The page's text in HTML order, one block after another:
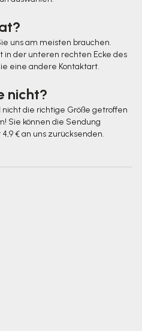
uns am meisten brauchen.
in der unteren rechten Ecke des
eine andere Kontaktart.
nicht?
nicht die richtige Größe getroffen
Sie können die Sendung
€ an uns zurücksenden.